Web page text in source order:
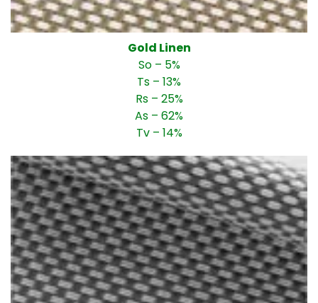
Gold Linen
So – 5%
Ts – 13%
Rs – 25%
As – 62%
Tv – 14%